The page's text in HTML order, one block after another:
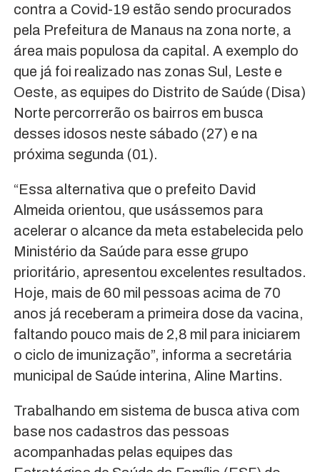
contra a Covid-19 estão sendo procurados
pela Prefeitura de Manaus na zona norte, a
área mais populosa da capital. A exemplo do
que já foi realizado nas zonas Sul, Leste e
Oeste, as equipes do Distrito de Saúde (Disa)
Norte percorrerão os bairros em busca
desses idosos neste sábado (27) e na
próxima segunda (01).
“Essa alternativa que o prefeito David
Almeida orientou, que usássemos para
acelerar o alcance da meta estabelecida pelo
Ministério da Saúde para esse grupo
prioritário, apresentou excelentes resultados.
Hoje, mais de 60 mil pessoas acima de 70
anos já receberam a primeira dose da vacina,
faltando pouco mais de 2,8 mil para iniciarem
o ciclo de imunização”, informa a secretária
municipal de Saúde interina, Aline Martins.
Trabalhando em sistema de busca ativa com
base nos cadastros das pessoas
acompanhadas pelas equipes das